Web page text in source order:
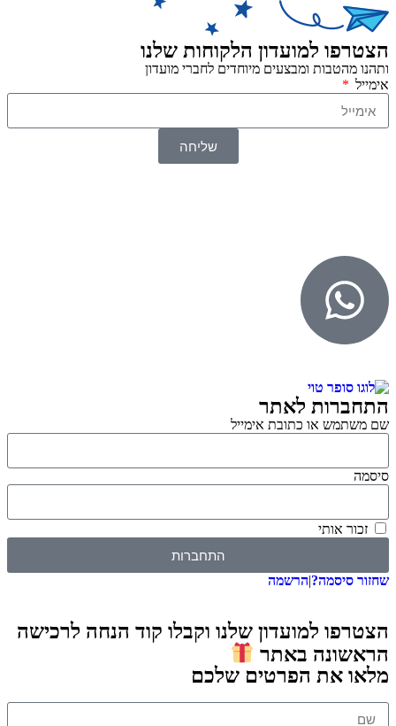
הצטרפו למועדון הלקוחות שלנו
ותהנו מהטבות ומבצעים מיוחדים לחברי מועדון
אימייל
שליחה
התחברות לאתר
שם משתמש או כתובת אימייל
סיסמה
זכור אותי
התחברות
שחזור סיסמה?|הרשמה
הצטרפו למועדון שלנו וקבלו קוד הנחה לרכישה
הראשונה באתר
מלאו את הפרטים שלכם